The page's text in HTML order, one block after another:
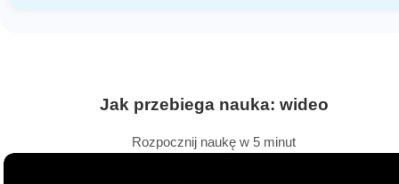
Jak przebiega nauka: wideo
Rozpocznij naukę w 5 minut